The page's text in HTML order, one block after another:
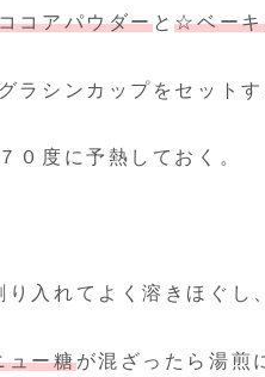
コアパウダーと☆ベーキ
ラシンカップをセットす
０度に予熱しておく。
り入れてよく溶きほぐし、
ュー糖が混ざったら湯煎